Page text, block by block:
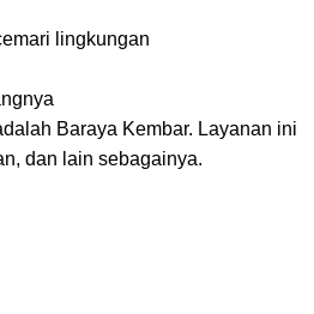
lingkungan
Baraya Kembar. Layanan ini
dan lain sebagainya.